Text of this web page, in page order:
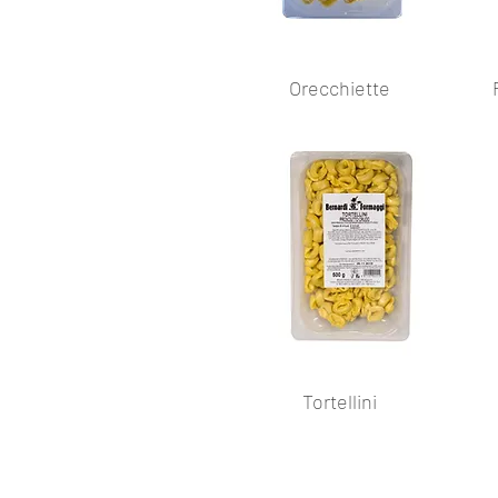
Orecchiette
Tortellini